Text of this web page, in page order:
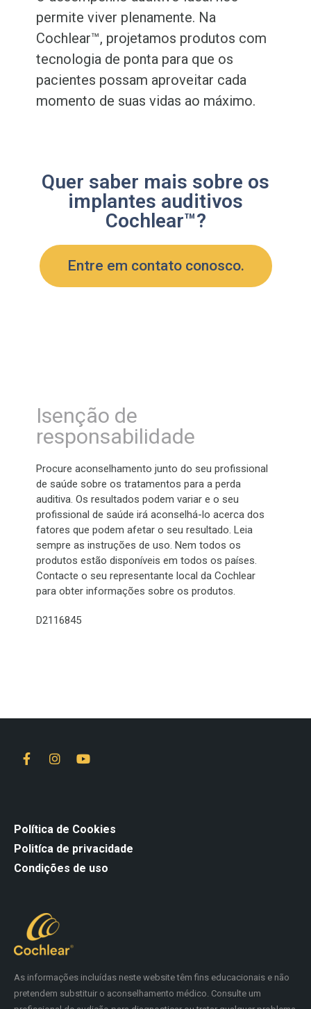
permite viver plenamente. Na
Cochlear™, projetamos produtos com
tecnologia de ponta para que os
pacientes possam aproveitar cada
momento de suas vidas ao máximo.
Quer saber mais sobre os
implantes auditivos
Cochlear™?
Entre em contato conosco.
Isenção de
responsabilidade
Procure aconselhamento junto do seu profissional
de saúde sobre os tratamentos para a perda
auditiva. Os resultados podem variar e o seu
profissional de saúde irá aconselhá-lo acerca dos
fatores que podem afetar o seu resultado. Leia
sempre as instruções de uso. Nem todos os
produtos estão disponíveis em todos os países.
Contacte o seu representante local da Cochlear
para obter informações sobre os produtos.
D2116845
As informações incluídas neste website têm fins educacionais e não
pretendem substituir o aconselhamento médico. Consulte um
Política de Cookies
Politíca de privacidade
Condições de uso